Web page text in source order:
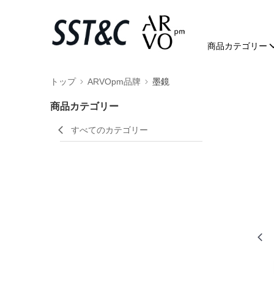
商品カテゴリー
トップ ARVOpm品牌 墨鏡
商品カテゴリー
すべてのカテゴリー